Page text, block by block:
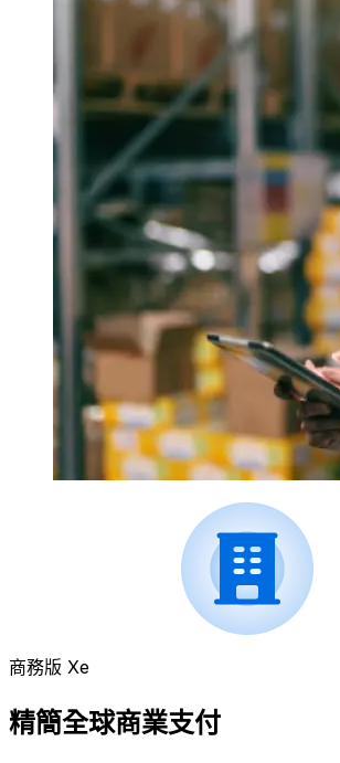
商務版 Xe
精簡全球商業支付